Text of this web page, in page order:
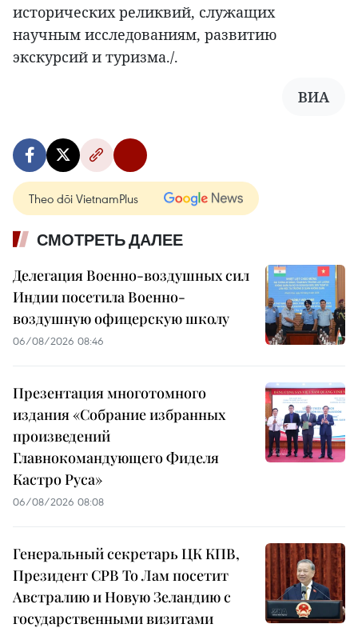
исторических реликвий, служащих
научным исследованиям, развитию
экскурсий и туризма./.
ВИА
Theo dõi VietnamPlus
СМОТРЕТЬ ДАЛЕЕ
Делегация Военно-воздушных сил
Индии посетила Военно-
воздушную офицерскую школу
06/08/2026 08:46
Презентация многотомного
издания «Собрание избранных
произведений
Главнокомандующего Фиделя
Кастро Руса»
06/08/2026 08:08
Генеральный секретарь ЦК КПВ,
Президент СРВ То Лам посетит
Австралию и Новую Зеландию с
государственными визитами